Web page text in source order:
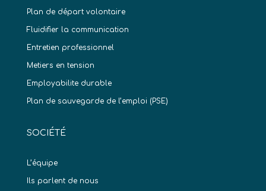
Plan de départ volontaire
Fluidifier la communication
Entretien professionnel
Metiers en tension
Employabilite durable
Plan de sauvegarde de l’emploi (PSE)
SOCIÉTÉ
L’équipe
Ils parlent de nous